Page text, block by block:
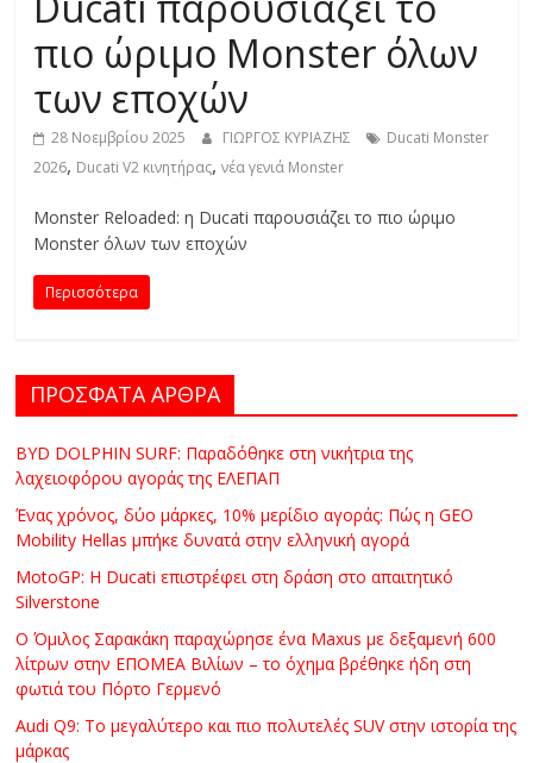
R
E
S
S
,
M
T
O
R
C
Y
C
L
E
S
&
M
πιο ώριμο Monster όλων
των εποχών
28 Νοεμβρίου 2025 ΓΙΩΡΓΟΣ ΚΥΡΙΑΖΗΣ
Ducati Monster
2026, Ducati V2 κινητήρας,νέα γενιά Monster
Monster Reloaded: η Ducati παρουσιάζει το πιο ώριμο
Monster όλων των εποχών
Περισσότερα
ΠΡΟΣΦΑΤΑ ΑΡΘΡΑ
BYD DOLPHIN SURF: Παραδόθηκε στη νικήτρια της
λαχειοφόρου αγοράς της ΕΛΕΠΑΠ
Ένας χρόνος, δύο μάρκες, 10% μερίδιο αγοράς: Πώς η GEO
Mobility Hellas μπήκε δυνατά στην ελληνική αγορά
MotoGP: Η Ducati επιστρέφει στη δράση στο απαιτητικό
Silverstone
Ο Όμιλος Σαρακάκη παραχώρησε ένα Maxus με δεξαμενή 600
λίτρων στην ΕΠΟΜΕΑ Βιλίων – το όχημα βρέθηκε ήδη στη
φωτιά του Πόρτο Γερμενό
Audi Q9: Το μεγαλύτερο και πιο πολυτελές SUV στην ιστορία της
μάρκας